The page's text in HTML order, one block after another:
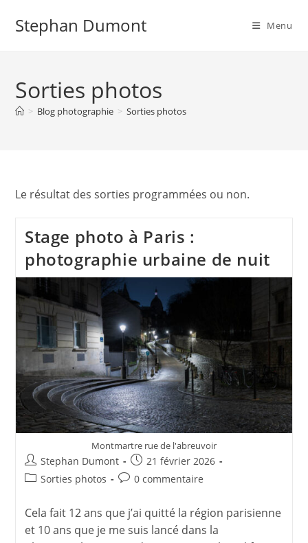
Stephan Dumont Menu
Sorties photos
> Blog photographie > Sorties photos
Le résultat des sorties programmées ou non.
Stage photo à Paris :
photographie urbaine de nuit
Montmartre rue de l'abreuvoir
Auteur/autrice
de
Stephan Dumont
Publication
publiée :
21 février 2026
PostSorties photos
Commentaires
publication :
0 commentaire
Cela fait 12 ans que j’ai quitté la région parisienne
et 10 ans que je me suis lancé dans la